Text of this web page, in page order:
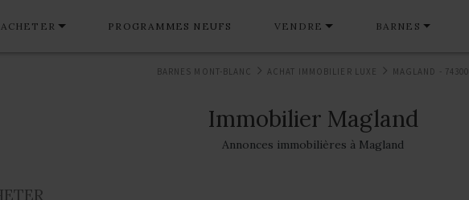
ACHETER PROGRAMMES NEUFS VENDRE BARNES
BARNES MONT-BLANC ACHAT IMMOBILIER LUXE MAGLAND - 74300
Immobilier Magland
Annonces immobilières à Magland